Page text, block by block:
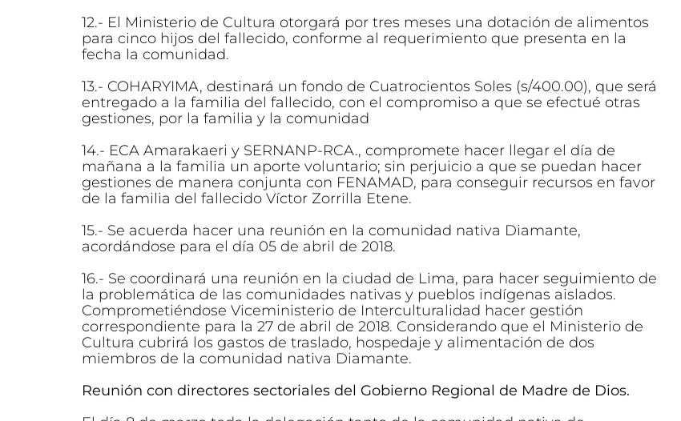
12.- El Ministerio de Cultura otorgará por tres meses una dotación de alimentos
para cinco hijos del fallecido, conforme al requerimiento que presenta en la
fecha la comunidad.
13.- COHARYIMA, destinará un fondo de Cuatrocientos Soles (s/400.00), que será
entregado a la familia del fallecido, con el compromiso a que se efectué otras
gestiones, por la familia y la comunidad
14.- ECA Amarakaeri y SERNANP-RCA., compromete hacer llegar el día de
mañana a la familia un aporte voluntario; sin perjuicio a que se puedan hacer
gestiones de manera conjunta con FENAMAD, para conseguir recursos en favor
de la familia del fallecido Víctor Zorrilla Etene.
15.- Se acuerda hacer una reunión en la comunidad nativa Diamante,
acordándose para el día 05 de abril de 2018.
16.- Se coordinará una reunión en la ciudad de Lima, para hacer seguimiento de
la problemática de las comunidades nativas y pueblos indígenas aislados.
Comprometiéndose Viceministerio de Interculturalidad hacer gestión
correspondiente para la 27 de abril de 2018. Considerando que el Ministerio de
Cultura cubrirá los gastos de traslado, hospedaje y alimentación de dos
miembros de la comunidad nativa Diamante.
Reunión con directores sectoriales del Gobierno Regional de Madre de Dios.